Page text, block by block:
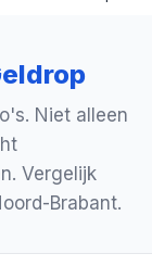
Niet alleen
Vergelijk
Brabant.